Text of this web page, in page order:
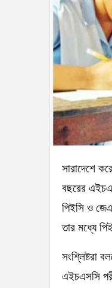
সারাদেশে করোনাভাইরাস মহামারির কারণে পাঁচটি পাবলিক পরীক্ষা আয়োজন করা অনিশ্চিত হয়ে পড়েছে। ইতোমধ্যে চলতি
বছরের
পিইসি ও
তার মধ্যে
সংশ্লিষ্টরা
এইচএসসি